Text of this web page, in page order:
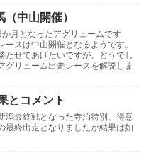
中山開催）
月となったアグリュームです
ースは中山開催となるようです。
たせてあげたいですが、どうでし
グリューム出走レースを解説しま
とコメント
潟最終戦となった寺泊特別、得意
最終出走となりましたが結果は如